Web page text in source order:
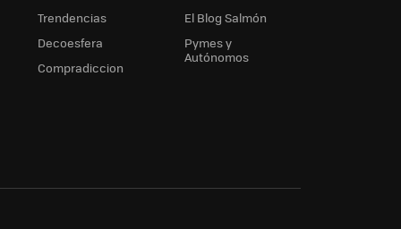
Trendencias
Decoesfera
Compradiccion
El Blog Salmón
Pymes y
Autónomos